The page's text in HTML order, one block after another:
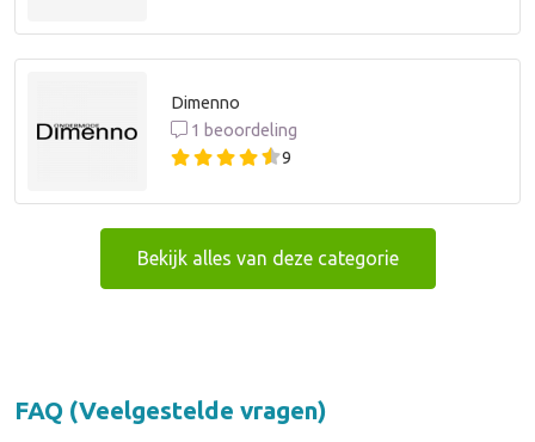
Dimenno
1 beoordeling
9
Bekijk alles van deze categorie
FAQ (Veelgestelde vragen)